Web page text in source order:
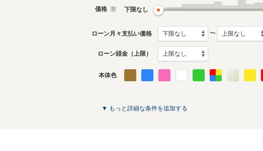
生産モデル
アルトラパンのカタログを見る
価格 下限なし
ローン月々支払い価格 〜
ローン頭金（上限）
本体色
▼ もっと詳細な条件を追加する